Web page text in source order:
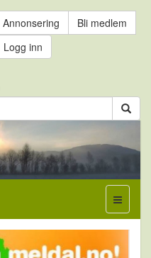
Annonsering
Bli medlem
Logg inn